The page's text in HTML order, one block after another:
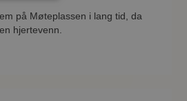
på Møteplassen i lang tid, da
hjertevenn.